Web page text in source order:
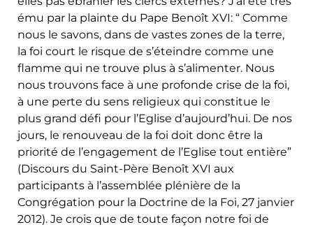
ému par la plainte du Pape Benoît XVI: “ Comme
nous le savons, dans de vastes zones de la terre,
la foi court le risque de s’éteindre comme une
flamme qui ne trouve plus à s’alimenter. Nous
nous trouvons face à une profonde crise de la foi,
à une perte du sens religieux qui constitue le
plus grand défi pour l’Eglise d’aujourd’hui. De nos
jours, le renouveau de la foi doit donc être la
priorité de l’engagement de l’Eglise tout entière”
(Discours du Saint-Père Benoît XVI aux
participants à l’assemblée plénière de la
Congrégation pour la Doctrine de la Foi, 27 janvier
2012). Je crois que de toute façon notre foi de